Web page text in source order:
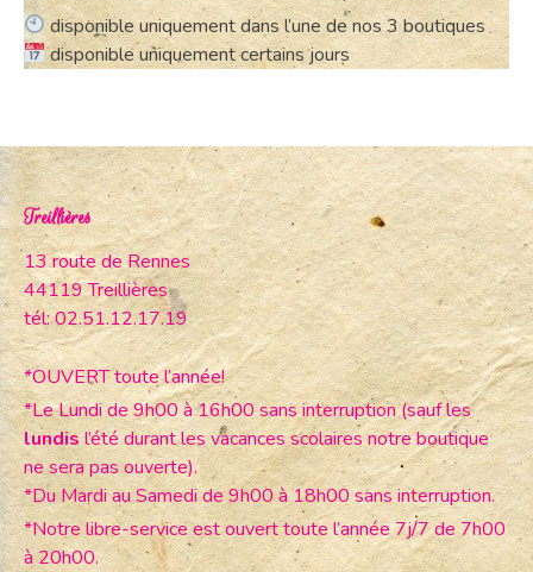
disponible uniquement dans l’une de nos 3 boutiques
disponible uniquement certains jours
Treillières
13 route de Rennes
44119 Treillières
tél: 02.51.12.17.19
*OUVERT toute l’année!
*Le Lundi de 9h00 à 16h00 sans interruption (sauf les
lundisl’été durant les vacances scolaires notre boutique
ne sera pas ouverte).
*Du Mardi au Samedi de 9h00 à 18h00 sans interruption.
*Notre libre-service est ouvert toute l’année 7j/7 de 7h00
à 20h00.